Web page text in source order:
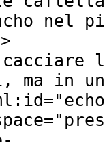
nel
cacciare
ma in
="
="